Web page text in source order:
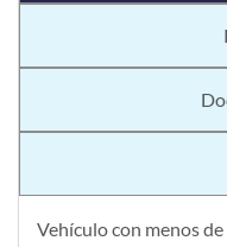
Vehículo con menos